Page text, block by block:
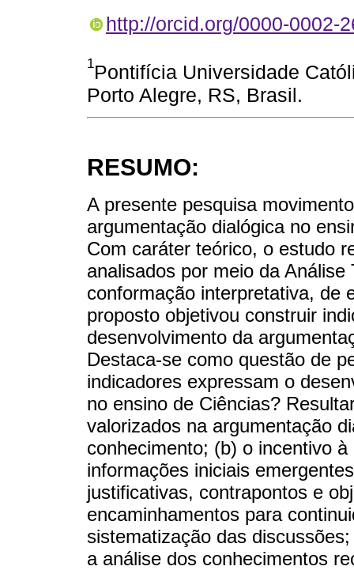
http://orcid.org/0000-0002-
1Pontifícia Universidade
Porto Alegre, RS, Brasil.
RESUMO:
A presente pesquisa
argumentação dialógica no
Com caráter teórico, o estudo
analisados por meio da
conformação interpretativa, de
proposto objetivou construir
desenvolvimento da
Destaca-se como questão de
indicadores expressam o
no ensino de Ciências?
valorizados na argumentação
conhecimento; (b) o incentivo
informações iniciais
justificativas, contrapontos e
encaminhamentos para
sistematização das
a análise dos conhecimentos